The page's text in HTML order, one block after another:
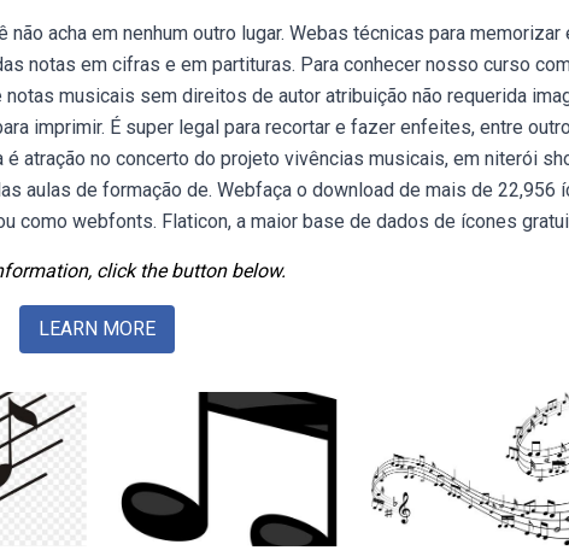
acha em nenhum outro lugar. Webas técnicas para memorizar
notas em cifras e em partituras. Para conhecer nosso curso
musicais sem direitos de autor atribuição não requerida
imprimir. É super legal para recortar e fazer enfeites, entre
atração no concerto do projeto vivências musicais, em niterói
aulas de formação de. Webfaça o download de mais de 22,956
como webfonts. Flaticon, a maior base de dados de ícones
click the button below.
LEARN MORE